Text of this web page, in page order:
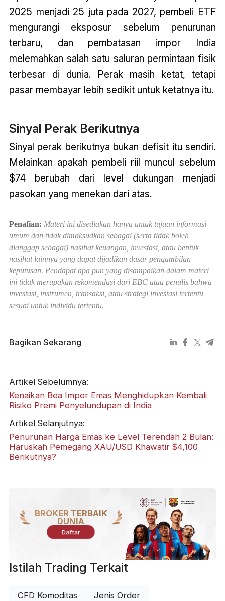
2025 menjadi 25 juta pada 2027, pembeli ETF
mengurangi eksposur sebelum penurunan
terbaru, dan pembatasan impor India
melemahkan salah satu saluran permintaan fisik
terbesar di dunia. Perak masih ketat, tetapi
pasar membayar lebih sedikit untuk ketatnya itu.
Sinyal Perak Berikutnya
Sinyal perak berikutnya bukan defisit itu sendiri.
Melainkan apakah pembeli riil muncul sebelum
$74 berubah dari level dukungan menjadi
pasokan yang menekan dari atas.
Penafian: Materi ini disediakan hanya untuk tujuan informasi
umum dan tidak dimaksudkan sebagai (serta tidak boleh
dianggap sebagai) nasihat keuangan, investasi, atau bentuk
nasihat lainnya yang dapat dijadikan dasar pengambilan
keputusan. Pendapat apa pun yang disampaikan dalam materi
ini tidak merupakan rekomendasi dari EBC atau penulis bahwa
investasi, instrumen, transaksi, atau strategi investasi tertentu
sesuai untuk individu tertentu.
Bagikan Sekarang
Artikel Sebelumnya:
Kenaikan Bea Impor Emas Menghidupkan Kembali
Risiko Premi Penyelundupan di India
Artikel Selanjutnya:
Penurunan Harga Emas ke Level Terendah 2 Bulan:
Haruskah Pemegang XAU/USD Khawatir $4,100
Berikutnya?
BROKER TERBAIK
DUNIA
Daftar
Istilah Trading Terkait
CFD Komoditas Jenis Order